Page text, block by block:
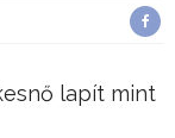
lapít mint